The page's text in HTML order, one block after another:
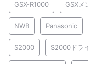
GSX-R1000 GSXメ
NWB Panasonic
S2000 S2000ドラ